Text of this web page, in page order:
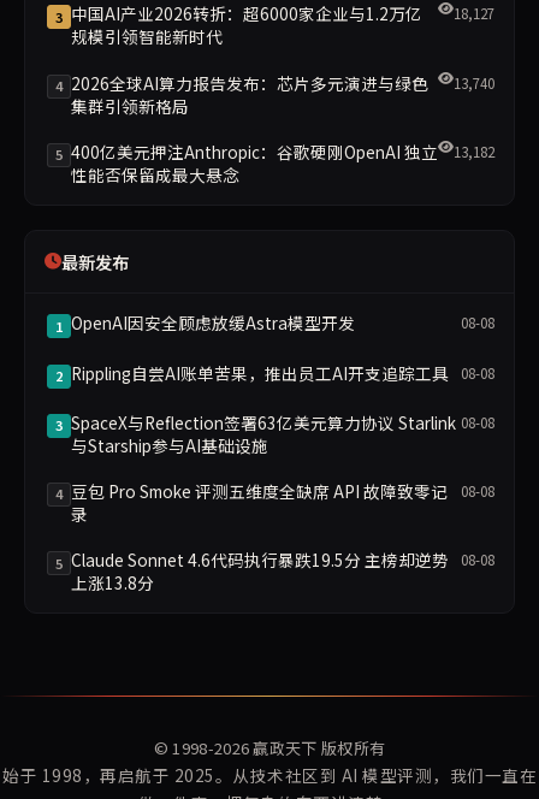
3 中国AI产业2026转折：超6000家企业与1.2万亿
规模引领智能新时代
18,127
4 2026全球AI算力报告发布：芯片多元演进与绿色
集群引领新格局
13,740
5 400亿美元押注Anthropic：谷歌硬刚OpenAI 独立
性能否保留成最大悬念
13,182
最新发布
1 OpenAI因安全顾虑放缓Astra模型开发 08-08
2 Rippling自尝AI账单苦果，推出员工AI开支追踪工具 08-08
3 SpaceX与Reflection签署63亿美元算力协议 Starlink
与Starship参与AI基础设施
08-08
4 豆包 Pro Smoke 评测五维度全缺席 API 故障致零记
录
08-08
5 Claude Sonnet 4.6代码执行暴跌19.5分 主榜却逆势
上涨13.8分
08-08
© 1998-2026赢政天下 版权所有
始于 1998，再启航于 2025。从技术社区到 AI 模型评测，我们一直在